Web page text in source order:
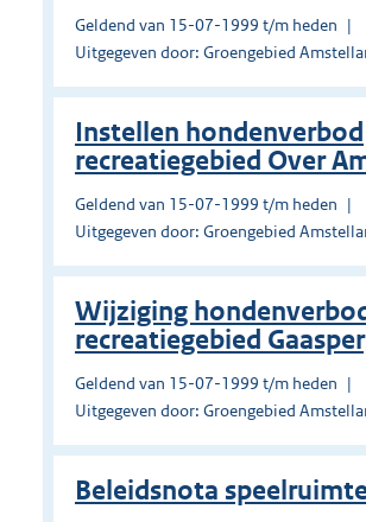
Geldend van 15-07-1999 t/m heden
Uitgegeven door: Groengebied
Instellen hondenverbod
recreatiegebied Over
Geldend van 15-07-1999 t/m heden
Uitgegeven door: Groengebied
Wijziging
recreatiegebied
Geldend van 15-07-1999 t/m heden
Uitgegeven door: Groengebied
Beleidsnota